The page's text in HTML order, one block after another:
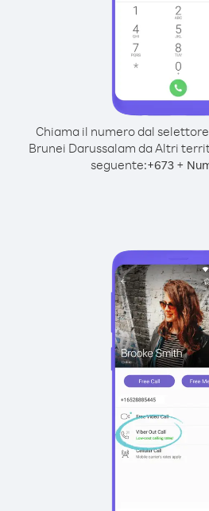
Chiama il numero dal
Brunei Darussalam da Altri
seguente:+673+